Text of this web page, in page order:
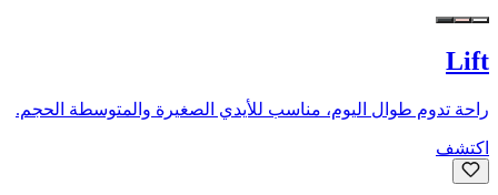
Lift
راحة تدوم طوال اليوم، مناسب للأيدي الصغيرة والمتوسطة الحجم.
اكتشف